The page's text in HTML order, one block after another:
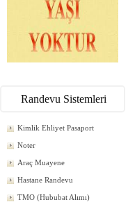
Randevu Sistemleri
Kimlik Ehliyet Pasaport
Noter
Araç Muayene
Hastane Randevu
TMO (Hububat Alımı)